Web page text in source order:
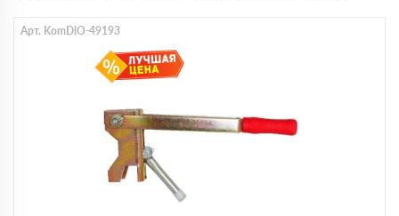
Арт. KomDlO-49193